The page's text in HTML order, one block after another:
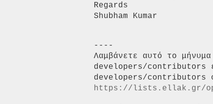
Regards
----
Λαμβάνετε αυτό το
developers/contributors
https://lists.ellak.gr/